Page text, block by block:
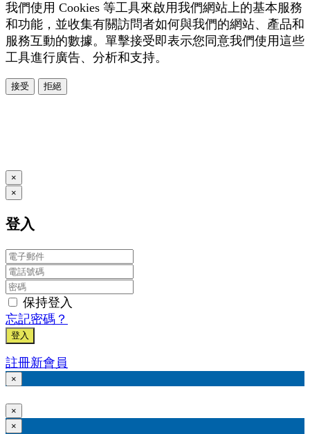
我們使用 Cookies 等工具來啟用我們網站上的基本服務
和功能，並收集有關訪問者如何與我們的網站、產品和
服務互動的數據。單擊接受即表示您同意我們使用這些
工具進行廣告、分析和支持。
接受 拒絕
×
×
登入
保持登入
忘記密碼？
登入
註冊新會員
×
×
×